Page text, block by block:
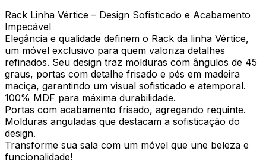
Rack Linha Vértice – Design Sofisticado e Acabamento
Impecável
Elegância e qualidade definem o Rack da linha Vértice,
um móvel exclusivo para quem valoriza detalhes
refinados. Seu design traz molduras com ângulos de 45
graus, portas com detalhe frisado e pés em madeira
maciça, garantindo um visual sofisticado e atemporal.
100% MDF para máxima durabilidade.
Portas com acabamento frisado, agregando requinte.
Molduras anguladas que destacam a sofisticação do
design.
Transforme sua sala com um móvel que une beleza e
funcionalidade!